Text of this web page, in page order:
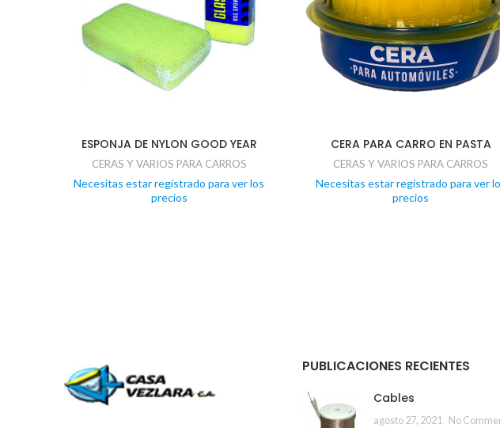
ESPONJA DE NYLON GOOD YEAR
CERAS Y VARIOS PARA CARROS
Necesitas estar registrado para ver los
precios
CERA PARA CARRO EN PASTA
CERAS Y VARIOS PARA CARROS
Necesitas estar registrado para ver
precios
PUBLICACIONES RECIENTES
Cables
agosto 27, 2021 No